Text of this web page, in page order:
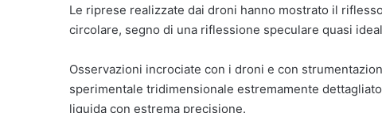
Le riprese realizzate dai droni hanno mostrato il
circolare, segno di una riflessione speculare quasi
Osservazioni incrociate con i droni e con
sperimentale tridimensionale estremamente
liquida con estrema precisione.